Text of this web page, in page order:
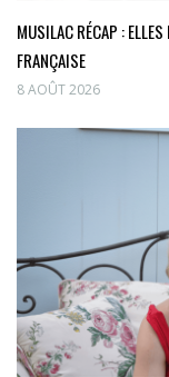
MUSILAC RÉCAP :
FRANÇAISE
8 AOÛT 2026